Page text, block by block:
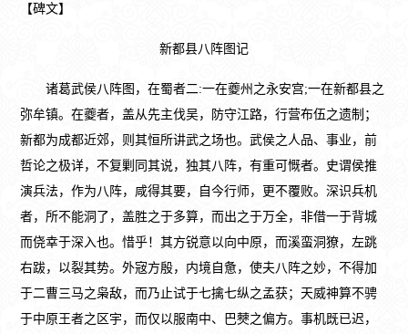
【碑文】
新都县八阵图记
诸葛武侯八阵图，在蜀者二:一在夔州之永安宫;一在新都县之
弥牟镇。在夔者，盖从先主伐吴，防守江路，行营布伍之遗制；
新都为成都近郊，则其恒所讲武之场也。武侯之人品、事业，前
哲论之极详，不复剿同其说，独其八阵，有重可慨者。史谓侯推
演兵法，作为八阵，咸得其要，自今行师，更不覆败。深识兵机
者，所不能洞了，盖胜之于多算，而出之于万全，非借一于背城
而侥幸于深入也。惜乎！其方锐意以向中原，而溪蛮洞獠，左跳
右跋，以裂其势。外宼方殷，内境自惫，使夫八阵之妙，不得加
于二曹三马之枭敌，而乃止试于七擒七纵之孟获；天威神算不骋
于中原王者之区宇，而仅以服南中、巴僰之偏方。事机既已迟，